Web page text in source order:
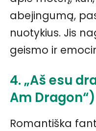
abejingumą,
nuotykius. Jis
geismo ir
4. „Aš esu
Am Dragon“)
Romantiška